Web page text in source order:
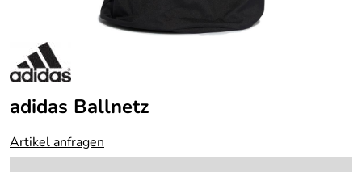
adidas Ballnetz
Artikel anfragen